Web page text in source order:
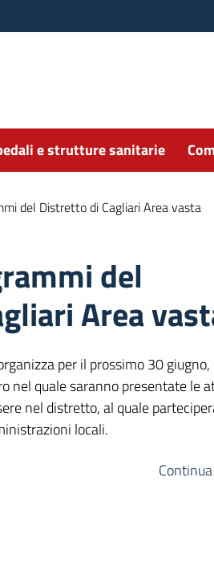
e strutture sanitarie
del Distretto di Cagliari Area vasta
del
Area
per il prossimo 30
nel quale saranno presentate le
nel distretto, al quale
locali.